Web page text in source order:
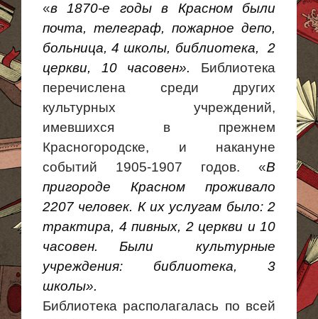
«в 1870-е годы в Красном были
почта, телеграф, пожарное депо,
больница, 4 школы, библиотека, 2
церкви, 10 часовен».
Библиотека
перечислена среди других
культурных учреждений,
имевшихся в прежнем
Красногородске, и накануне
событий 1905-1907 годов. «В
пригороде Красном проживало
2207 человек. К их услугам было: 2
трактира, 4 пивных, 2 церкви и 10
часовен. Были культурные
учреждения: библиотека, 3
школы».
Библиотека располагалась по всей